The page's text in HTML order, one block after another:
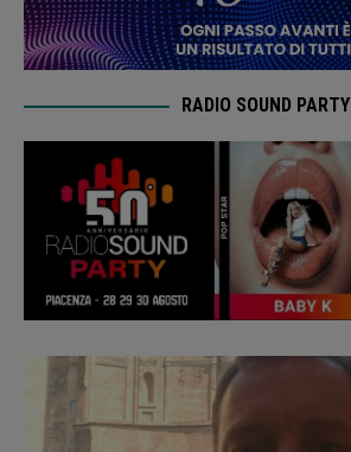
RADIO SOUND PARTY